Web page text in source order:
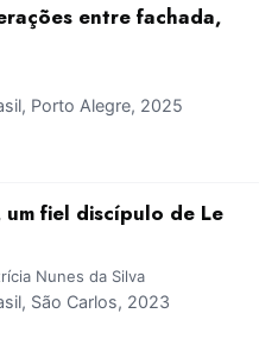
entre fachada,
Porto Alegre, 2025
fiel discípulo de Le
Nunes da Silva
São Carlos, 2023